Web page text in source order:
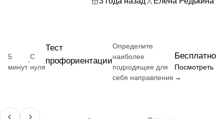
5
минут
·
С
нуля
Тест
профориентации
Определите
наиболее
подходящее для
себя направление
Бесплатно
Посмотреть
→